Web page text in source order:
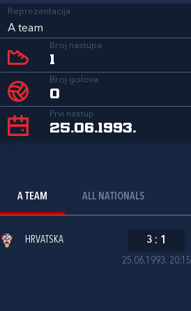
Reprezentacija
A team
Broj nastupa
1
Broj golova
0
Prvi nastup
25.06.1993.
A TEAM ALL NATIONALS
25.06.1993. 20:15
HRVATSKA 3 : 1